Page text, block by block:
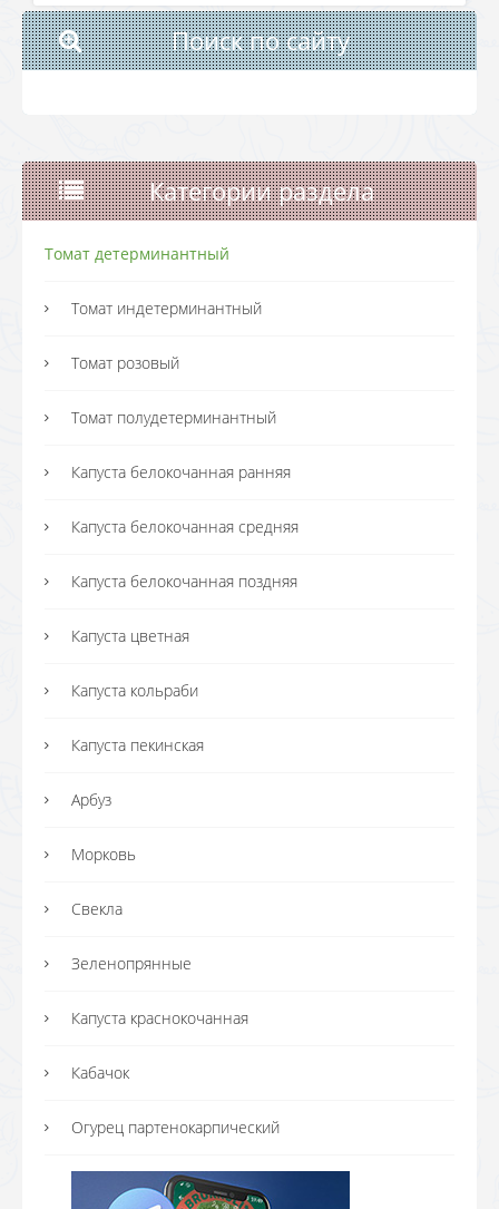
Поиск по сайту
Категории раздела
Томат детерминантный
Томат индетерминантный
Томат розовый
Томат полудетерминантный
Капуста белокочанная ранняя
Капуста белокочанная средняя
Капуста белокочанная поздняя
Капуста цветная
Капуста кольраби
Капуста пекинская
Арбуз
Морковь
Свекла
Зеленопрянные
Капуста краснокочанная
Кабачок
Огурец партенокарпический